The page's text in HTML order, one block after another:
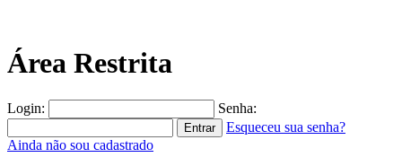
Área Restrita
Login:
Senha:
Esqueceu sua senha?
Ainda não sou cadastrado